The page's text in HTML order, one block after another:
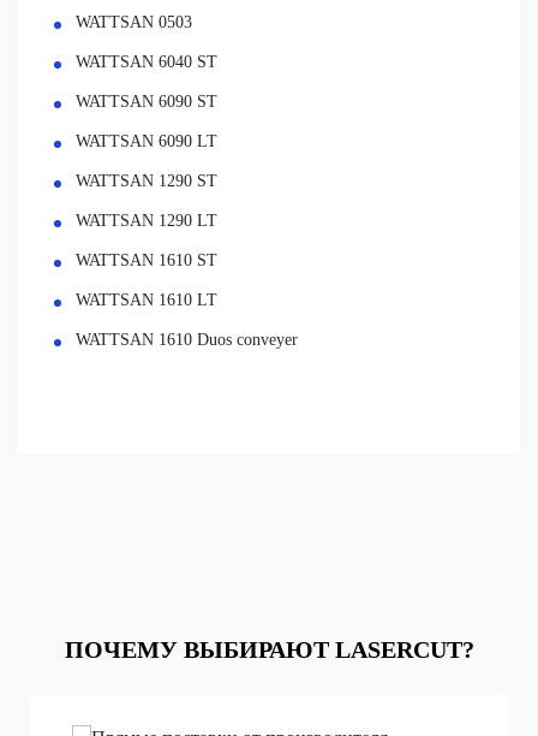
WATTSAN 0503
WATTSAN 6040 ST
WATTSAN 6090 ST
WATTSAN 6090 LT
WATTSAN 1290 ST
WATTSAN 1290 LT
WATTSAN 1610 ST
WATTSAN 1610 LT
WATTSAN 1610 Duos conveyer
ПОЧЕМУ ВЫБИРАЮТ LASERCUT?